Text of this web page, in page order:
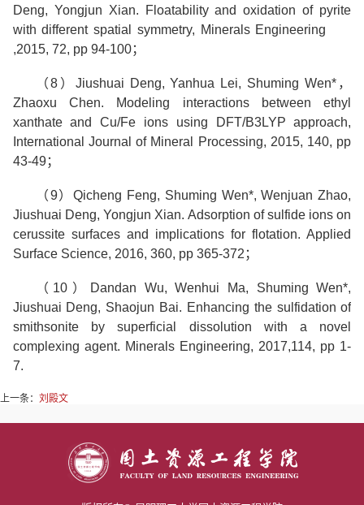
Deng, Yongjun Xian. Floatability and oxidation of pyrite
with different spatial symmetry, Minerals Engineering
,2015, 72, pp 94-100；
（8 ） Jiushuai Deng, Yanhua Lei, Shuming Wen*，
Zhaoxu Chen. Modeling interactions between ethyl
xanthate and Cu/Fe ions using DFT/B3LYP approach,
International Journal of Mineral Processing, 2015, 140, pp
43-49；
（9）Qicheng Feng, Shuming Wen*, Wenjuan Zhao,
Jiushuai Deng, Yongjun Xian. Adsorption of sulfide ions on
cerussite surfaces and implications for flotation. Applied
Surface Science, 2016, 360, pp 365-372 ；
（ 10 ）
Dandan Wu, Wenhui Ma, Shuming Wen*,
Jiushuai Deng, Shaojun Bai. Enhancing the sulfidation of
smithsonite by superficial dissolution with a novel
complexing agent. Minerals Engineering, 2017,114, pp 1-
7.
上一条： 刘殿文